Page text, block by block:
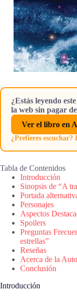
¿Estás leyendo
la web sin pagar
Ver el libro en
¿Prefieres
Tabla de Contenidos
Introducción
Sinopsis de “A
Portada
Personajes
Aspectos
Spoilers
Preguntas
estrellas”
Reseñas
Acerca de la
Conclusión
Introducción